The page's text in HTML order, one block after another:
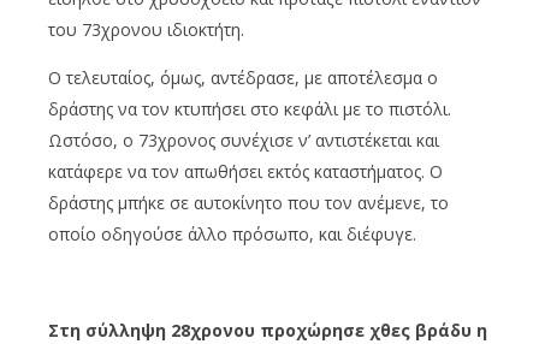
του 73χρονου ιδιοκτήτη.
Ο τελευταίος, όμως, αντέδρασε, με αποτέλεσμα ο
δράστης να τον κτυπήσει στο κεφάλι με το πιστόλι.
Ωστόσο, ο 73χρονος συνέχισε ν’ αντιστέκεται και
κατάφερε να τον απωθήσει εκτός καταστήματος. Ο
δράστης μπήκε σε αυτοκίνητο που τον ανέμενε, το
οποίο οδηγούσε άλλο πρόσωπο, και διέφυγε.
Στη σύλληψη 28χρονου προχώρησε χθες βράδυ η